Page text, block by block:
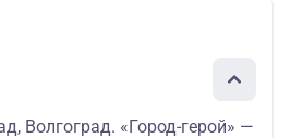
Волгоград. «Город-герой» —